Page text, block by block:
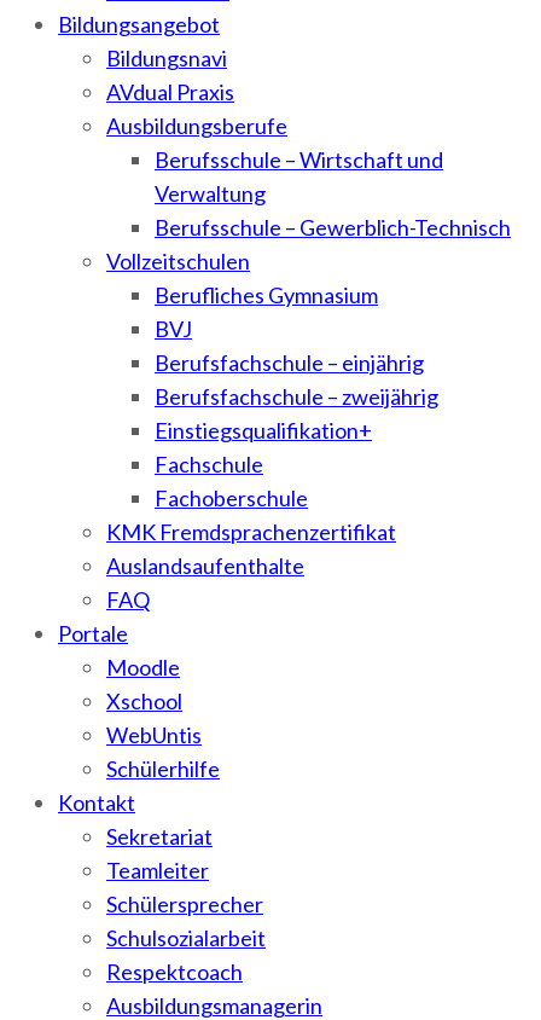
Bildungsangebot
Bildungsnavi
AVdual Praxis
Ausbildungsberufe
Berufsschule – Wirtschaft und
Verwaltung
Berufsschule – Gewerblich-Technisch
Vollzeitschulen
Berufliches Gymnasium
BVJ
Berufsfachschule – einjährig
Berufsfachschule – zweijährig
Einstiegsqualifikation+
Fachschule
Fachoberschule
KMK Fremdsprachenzertifikat
Auslandsaufenthalte
FAQ
Portale
Moodle
Xschool
WebUntis
Schülerhilfe
Kontakt
Sekretariat
Teamleiter
Schülersprecher
Schulsozialarbeit
Respektcoach
Ausbildungsmanagerin